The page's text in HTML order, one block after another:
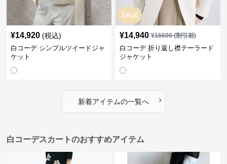
¥14,920 (税込)
白コーデ シンプルツイードジャ
ケット
SALE
¥14,940 ¥16600(割引前)
白コーデ 折り返し襟テーラード
ジャケット
新着アイテムの一覧へ ›
白コーデスカートのおすすめアイテム